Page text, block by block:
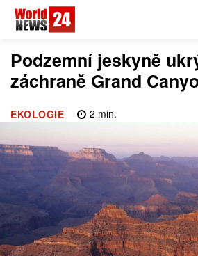
Podzemní jeskyně
záchraně Grand
EKOLOGIE 2 min.